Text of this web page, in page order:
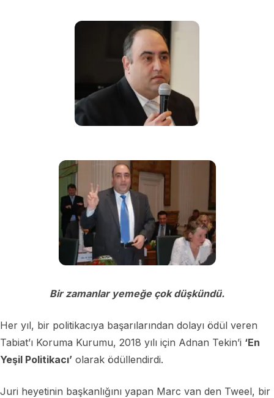
Bir zamanlar yemeğe çok düşkündü.
Her yıl, bir politikacıya başarılarından dolayı ödül veren
Tabiat’ı Koruma Kurumu, 2018 yılı için Adnan Tekin’i ‘En
Yeşil Politikacı’ olarak ödüllendirdi.
Juri heyetinin başkanlığını yapan Marc van den Tweel, bir